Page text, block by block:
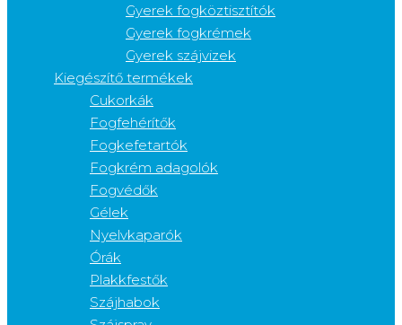
Gyerek fogköztisztítók
Gyerek fogkrémek
Gyerek szájvizek
Kiegészítő termékek
Cukorkák
Fogfehérítők
Fogkefetartók
Fogkrém adagolók
Fogvédők
Gélek
Nyelvkaparók
Órák
Plakkfestők
Szájhabok